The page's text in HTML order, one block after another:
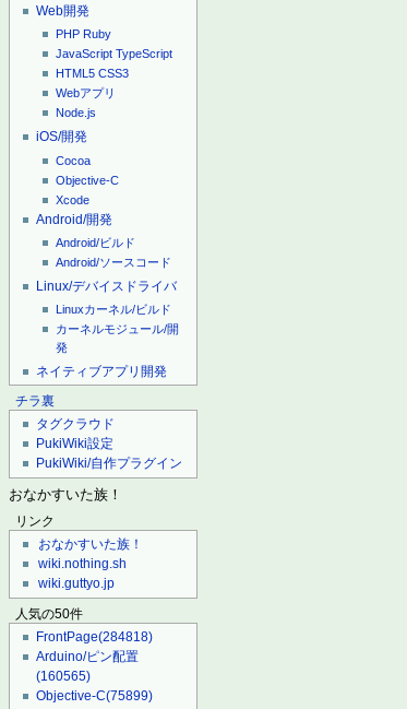
Web開発
PHP Ruby
JavaScript TypeScript
HTML5 CSS3
Webアプリ
Node.js
iOS/開発
Cocoa
Objective-C
Xcode
Android/開発
Android/ビルド
Android/ソースコード
Linux/デバイスドライバ
Linuxカーネル/ビルド
カーネルモジュール/開
発
ネイティブアプリ開発
チラ裏
タグクラウド
PukiWiki設定
PukiWiki/自作プラグイン
おなかすいた族！
リンク
おなかすいた族！
wiki.nothing.sh
wiki.guttyo.jp
人気の50件
FrontPage(284818)
Arduino/ピン配置
(160565)
Objective-C(75899)